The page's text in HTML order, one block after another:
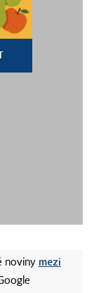
noviny mezi